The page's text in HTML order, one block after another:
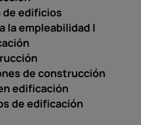
de edificios
la empleabilidad I
de construcción
edificación
de edificación